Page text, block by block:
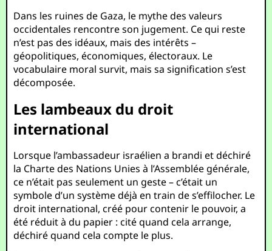
Dans les ruines de Gaza, le mythe des valeurs
occidentales rencontre son jugement. Ce qui reste
n’est pas des idéaux, mais des intérêts –
géopolitiques, économiques, électoraux. Le
vocabulaire moral survit, mais sa signification s’est
décomposée.
Les lambeaux du droit
international
Lorsque l’ambassadeur israélien a brandi et déchiré
la Charte des Nations Unies à l’Assemblée générale,
ce n’était pas seulement un geste – c’était un
symbole d’un système déjà en train de s’effilocher. Le
droit international, créé pour contenir le pouvoir, a
été réduit à du papier : cité quand cela arrange,
déchiré quand cela compte le plus.